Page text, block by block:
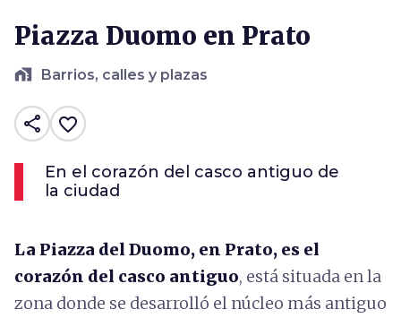
Piazza Duomo en Prato
home_work Barrios, calles y plazas
share favorite_border
En el corazón del casco antiguo de
la ciudad
La Piazza del Duomo, en Prato, es el
corazón del casco antiguo, está situada en la
zona donde se desarrolló el núcleo más antiguo